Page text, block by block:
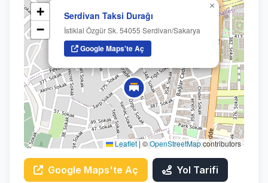
Serdivan Taksi Durağı
İstiklal Özgür Sk. 54055 Serdivan/Sakarya
Google Maps'te Aç
×
+
−
Leaflet|©OpenStreetMapcontributors
Google Maps'te Aç Yol Tarifi